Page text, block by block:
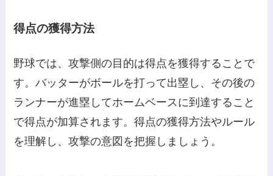
得点の獲得方法
野球では、攻撃側の目的は得点を獲得することで
す。バッターがボールを打って出塁し、その後の
ランナーが進塁してホームベースに到達すること
で得点が加算されます。得点の獲得方法やルール
を理解し、攻撃の意図を把握しましょう。